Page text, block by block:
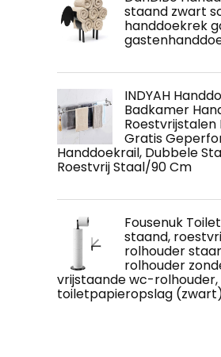
staand zwart
handdoekrek
INDYAH
Badkamer
Gratis
Handdoekrail, Dubbele
Roestvrij Staal/90 Cm
Fousenuk
staand,
rolhouder
rolhouder
vrijstaande wc-
toiletpapieropslag